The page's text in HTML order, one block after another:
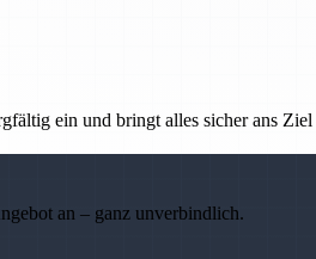
ein und bringt alles sicher ans
an – ganz unverbindlich.